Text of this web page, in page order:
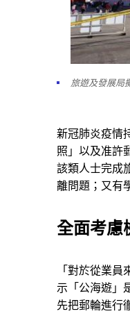
旅遊及發展局
新冠肺炎疫情
照」以及准許
該類人士完成
離問題；又有
全面考慮
「對於從業
示「公海遊」
先把郵輪進行